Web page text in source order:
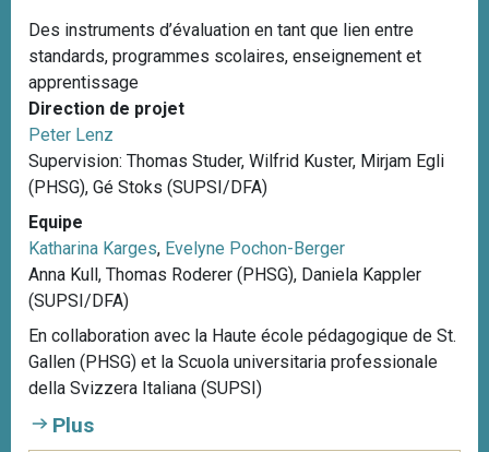
Des instruments d’évaluation en tant que lien entre
standards, programmes scolaires, enseignement et
apprentissage
Direction de projet
Peter Lenz
Supervision: Thomas Studer, Wilfrid Kuster, Mirjam Egli
(PHSG), Gé Stoks (SUPSI/DFA)
Equipe
Katharina Karges, Evelyne Pochon-Berger
Anna Kull, Thomas Roderer (PHSG), Daniela Kappler
(SUPSI/DFA)
En collaboration avec la Haute école pédagogique de St.
Gallen (PHSG) et la Scuola universitaria professionale
della Svizzera Italiana (SUPSI)
Plus